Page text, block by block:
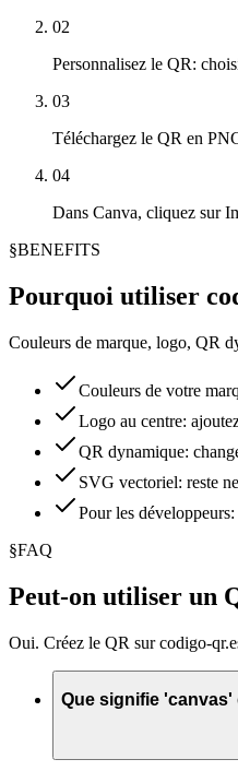
02
Personnalisez le QR:
03
Téléchargez le QR en
04
Dans Canva, cliquez sur
§BENEFITS
Pourquoi utiliser
Couleurs de marque, logo, QR
Couleurs de votre
Logo au centre:
QR dynamique:
SVG vectoriel: reste
Pour les
§FAQ
Peut-on utiliser un
Oui. Créez le QR sur codigo-
Que signifie 'canvas'